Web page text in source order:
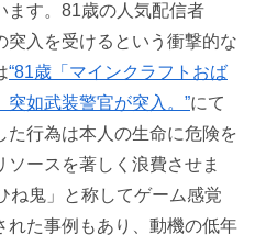
ます。81歳の人気配信者
突入を受けるという衝撃的な
“81歳「マインクラフトおば
如武装警官が突入。”にて
行為は本人の生命に危険を
ースを著しく浪費させま
ね鬼」と称してゲーム感覚
れた事例もあり、動機の低年